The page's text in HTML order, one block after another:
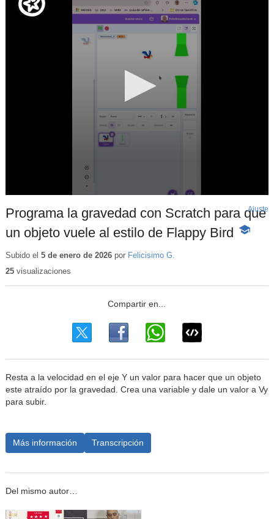
Programa la gravedad con Scratch para que
un objeto vuele al estilo de Flappy Bird
-
Ajuste
Subido el 5 de enero de 2026por Felicisimo G.
25visualizaciones
Resta a la velocidad en el eje Y un valor para hacer que un objeto
este atraído por la gravedad. Crea una variable y dale un valor a Vy
para subir.
Más información Transcripción
Del mismo autor…